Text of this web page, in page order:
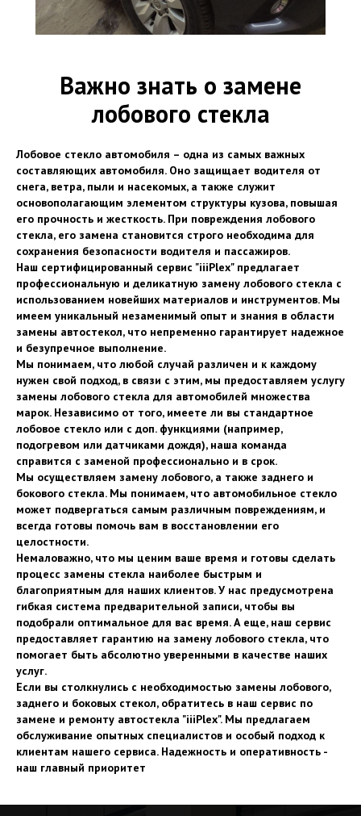
Важно знать о замене
лобового стекла
Лобовое стекло автомобиля – одна из самых важных
составляющих автомобиля. Оно защищает водителя от
снега, ветра, пыли и насекомых, а также служит
основополагающим элементом структуры кузова, повышая
его прочность и жесткость. При повреждения лобового
стекла, его замена становится строго необходима для
сохранения безопасности водителя и пассажиров.
Наш сертифицированный сервис "iiiPlex" предлагает
профессиональную и деликатную замену лобового стекла с
использованием новейших материалов и инструментов. Мы
имеем уникальный незаменимый опыт и знания в области
замены автостекол, что непременно гарантирует надежное
и безупречное выполнение.
Мы понимаем, что любой случай различен и к каждому
нужен свой подход, в связи с этим, мы предоставляем услугу
замены лобового стекла для автомобилей множества
марок. Независимо от того, имеете ли вы стандартное
лобовое стекло или с доп. функциями (например,
подогревом или датчиками дождя), наша команда
справится с заменой профессионально и в срок.
Мы осуществляем замену лобового, а также заднего и
бокового стекла. Мы понимаем, что автомобильное стекло
может подвергаться самым различным повреждениям, и
всегда готовы помочь вам в восстановлении его
целостности.
Немаловажно, что мы ценим ваше время и готовы сделать
процесс замены стекла наиболее быстрым и
благоприятным для наших клиентов. У нас предусмотрена
гибкая система предварительной записи, чтобы вы
подобрали оптимальное для вас время. А еще, наш сервис
предоставляет гарантию на замену лобового стекла, что
помогает быть абсолютно уверенными в качестве наших
услуг.
Если вы столкнулись с необходимостью замены лобового,
заднего и боковых стекол, обратитесь в наш сервис по
замене и ремонту автостекла "iiiPlex". Мы предлагаем
обслуживание опытных специалистов и особый подход к
клиентам нашего сервиса. Надежность и оперативность -
наш главный приоритет